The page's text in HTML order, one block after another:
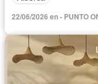
22/06/2026 en - PUNTO